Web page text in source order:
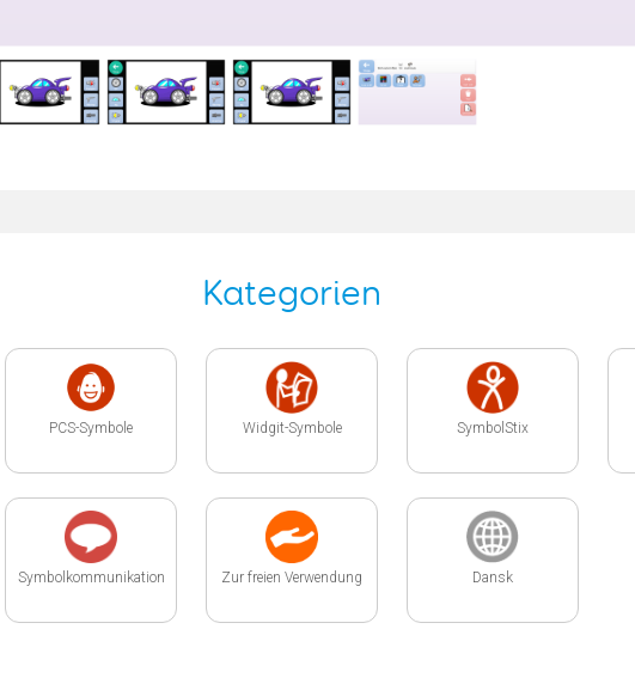
Kategorien
PCS-Symbole Widgit-Symbole SymbolStix
Symbolkommunikation Zur freien Verwendung Dansk